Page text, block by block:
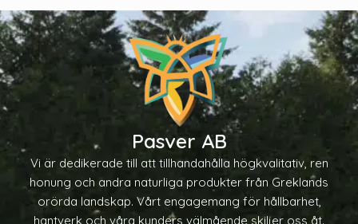
Pasver AB
Vi är dedikerade till att tillhandahålla högkvalitativ, ren
honung och andra naturliga produkter från Greklands
orörda landskap. Vårt engagemang för hållbarhet,
hantverk och våra kunders välmående skiljer oss åt.